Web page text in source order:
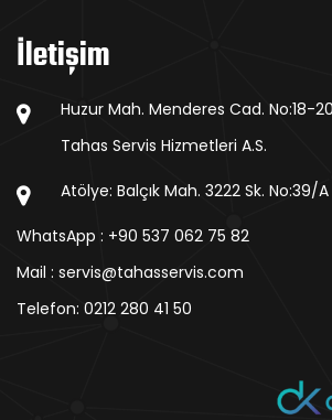
İletişim
Huzur Mah. Menderes Cad. No:18-
Tahas Servis Hizmetleri A.S.
Atölye: Balçık Mah. 3222 Sk. No:39/
WhatsApp : +90 537 062 75 82
Mail : servis@tahasservis.com
Telefon: 0212 280 41 50